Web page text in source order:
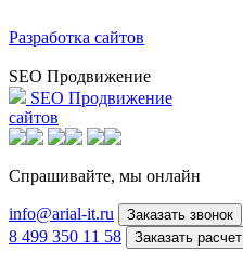
Разработка сайтов
SEO Продвижение
SEO Продвижение
сайтов
Спрашивайте, мы онлайн
info@arial-it.ru Заказать звонок
8 499 350 11 58 Заказать расчет